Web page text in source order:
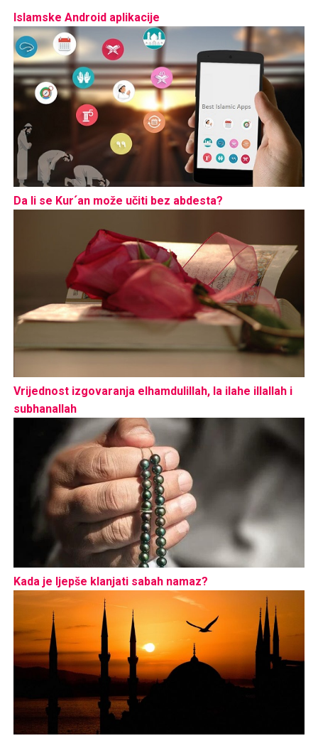
Islamske Android aplikacije
Da li se Kur´an može učiti bez abdesta?
Vrijednost izgovaranja elhamdulillah, la ilahe illallah i
subhanallah
Kada je ljepše klanjati sabah namaz?